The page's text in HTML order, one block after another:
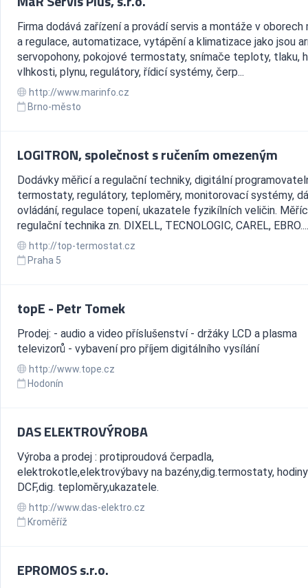
Firma dodává zařízení a provádí servis a montáže v oborech
a regulace, automatizace, vytápění a klimatizace jako jsou
servopohony, pokojové termostaty, snímače teploty, tlaku,
vlhkosti, plynu, regulátory, řídicí systémy, čerp...
http://www.marinfo.cz
Brno-město
LOGITRON, společnost s ručením omezeným
Dodávky měřicí a regulační techniky, digitální
termostaty, regulátory, teploměry, monitorovací systémy,
ovládání, regulace topení, ukazatele fyzikílních veličin.
regulační technika zn. DIXELL, TECNOLOGIC, CAREL, EBRO....
http://top-termostat.cz
Praha 5
topE - Petr Tomek
Prodej: - audio a video příslušenství - držáky LCD a plasma
televizorů - vybavení pro příjem digitálního vysílání
http://www.tope.cz
Hodonín
DAS ELEKTROVÝROBA
Výroba a prodej : protiproudová čerpadla,
elektrokotle,elektrovýbavy na bazény,dig.termostaty, hodiny
DCF,dig. teploměry,ukazatele.
http://www.das-elektro.cz
Kroměříž
EPROMOS s.r.o.